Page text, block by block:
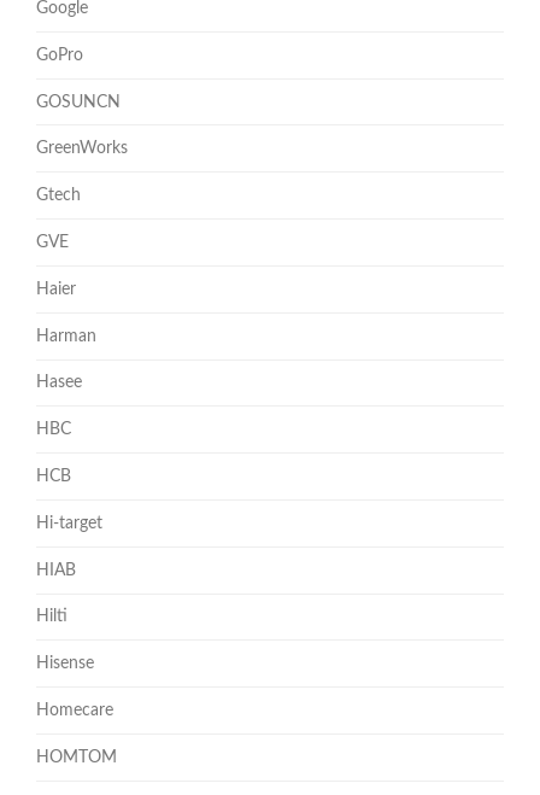
Google
GoPro
GOSUNCN
GreenWorks
Gtech
GVE
Haier
Harman
Hasee
HBC
HCB
Hi-target
HIAB
Hilti
Hisense
Homecare
HOMTOM